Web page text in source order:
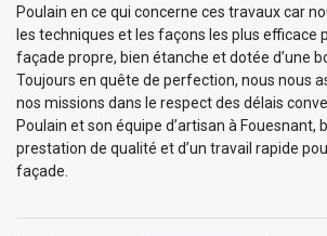
Poulain en ce qui concerne ces travaux car
les techniques et les façons les plus efficace
façade propre, bien étanche et dotée d’une
Toujours en quête de perfection, nous nous
nos missions dans le respect des délais
Poulain et son équipe d’artisan à Fouesnant,
prestation de qualité et d’un travail rapide
façade.